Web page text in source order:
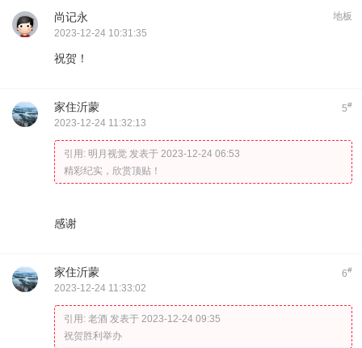
地板
尚记永
2023-12-24 10:31:35
祝贺！
5#
家住沂蒙
2023-12-24 11:32:13
引用: 明月视觉 发表于 2023-12-24 06:53
精彩纪实，欣赏顶贴！
感谢
6#
家住沂蒙
2023-12-24 11:33:02
引用: 老酒 发表于 2023-12-24 09:35
祝贺胜利举办